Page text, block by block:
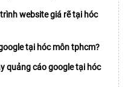
website giá rẽ tại hóc
tại hóc môn tphcm?
quảng cáo google tại hóc